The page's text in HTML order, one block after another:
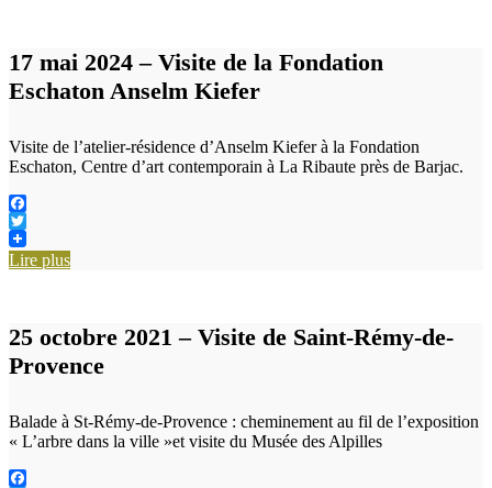
17 mai 2024 – Visite de la Fondation
Eschaton Anselm Kiefer
Visite de l’atelier-résidence d’Anselm Kiefer à la Fondation
Eschaton, Centre d’art contemporain à La Ribaute près de Barjac.
Facebook
Twitter
Lire plus
25 octobre 2021 – Visite de Saint-Rémy-de-
Provence
Balade à St-Rémy-de-Provence : cheminement au fil de l’exposition
« L’arbre dans la ville »et visite du Musée des Alpilles